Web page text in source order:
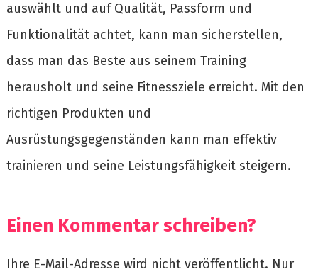
auswählt und auf Qualität, Passform und
Funktionalität achtet, kann man sicherstellen,
dass man das Beste aus seinem Training
herausholt und seine Fitnessziele erreicht. Mit den
richtigen Produkten und
Ausrüstungsgegenständen kann man effektiv
trainieren und seine Leistungsfähigkeit steigern.
Einen Kommentar schreiben?
Ihre E-Mail-Adresse wird nicht veröffentlicht. Nur